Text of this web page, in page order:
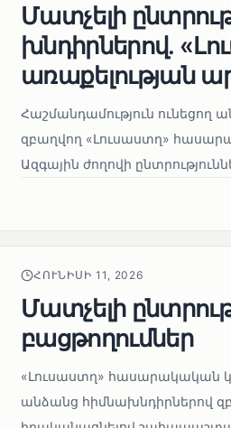
Մատչելի
խնդիրներով.
առաքելության
Հաշմանդամություն ունեցող
զբաղվող «Լուսաստղ»
Ազգային ժողովի
ՀՈՒՆԻՍԻ 11, 2026
Մատչելի
բացթողումներ
«Լուսաստղ» հասարակական
անձանց հիմնախնդիրներով